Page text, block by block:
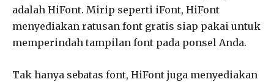
adalah HiFont. Mirip seperti iFont, HiFont
menyediakan ratusan font gratis siap pakai untuk
memperindah tampilan font pada ponsel Anda.
Tak hanya sebatas font, HiFont juga menyediakan